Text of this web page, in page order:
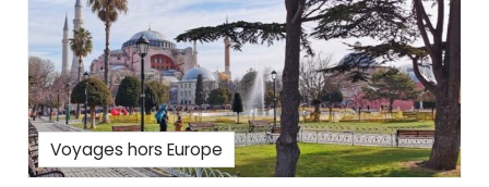
Voyages hors Europe